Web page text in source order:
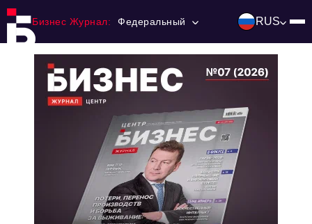
Бизнес Журнал: Федеральный RUS